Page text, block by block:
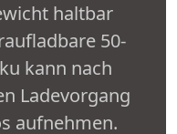
haltbar
50-
kann nach
Ladevorgang
aufnehmen.